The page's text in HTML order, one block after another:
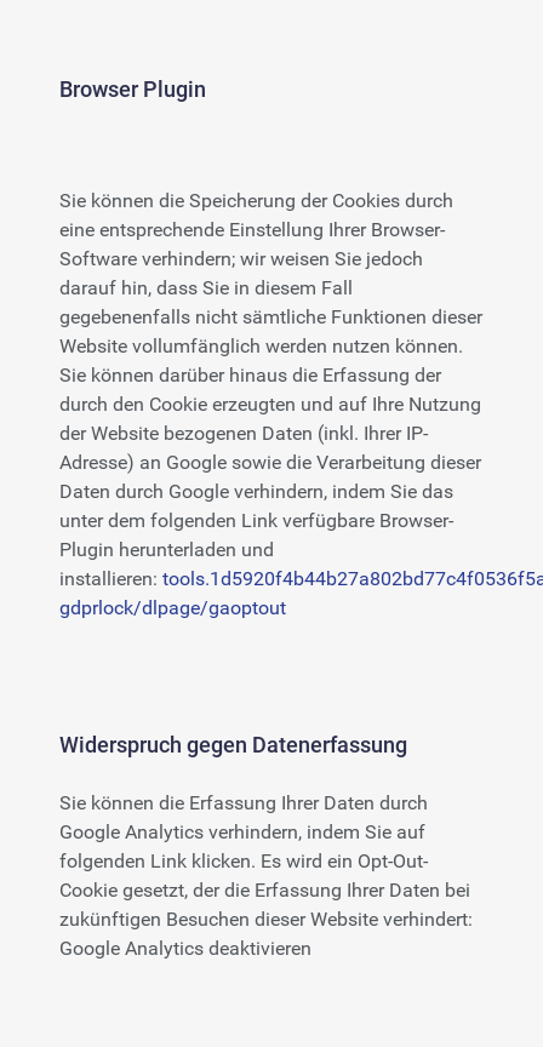
Browser Plugin
Sie können die Speicherung der Cookies durch
eine entsprechende Einstellung Ihrer Browser-
Software verhindern; wir weisen Sie jedoch
darauf hin, dass Sie in diesem Fall
gegebenenfalls nicht sämtliche Funktionen dieser
Website vollumfänglich werden nutzen können.
Sie können darüber hinaus die Erfassung der
durch den Cookie erzeugten und auf Ihre Nutzung
der Website bezogenen Daten (inkl. Ihrer IP-
Adresse) an Google sowie die Verarbeitung dieser
Daten durch Google verhindern, indem Sie das
unter dem folgenden Link verfügbare Browser-
Plugin herunterladen und
installieren:
gdprlock/dlpage/gaoptout
Widerspruch gegen Datenerfassung
Sie können die Erfassung Ihrer Daten durch
Google Analytics verhindern, indem Sie auf
folgenden Link klicken. Es wird ein Opt-Out-
Cookie gesetzt, der die Erfassung Ihrer Daten bei
zukünftigen Besuchen dieser Website verhindert:
Google Analytics deaktivieren